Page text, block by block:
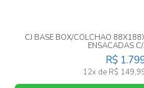
CJ BASE BOX/COLCHAO
ENSACADAS
R$
12x de R$